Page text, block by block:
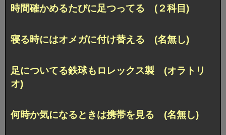
時間確かめるたびに足つってる (２科目)
寝る時にはオメガに付け替える (名無し)
足についてる鉄球もロレックス製 (オラトリ
オ)
何時か気になるときは携帯を見る (名無し)